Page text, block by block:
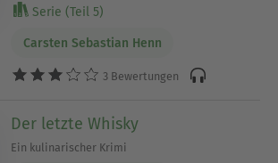
Serie (Teil 5)
Carsten Sebastian Henn
3 Bewertungen
Der letzte Whisky
Ein kulinarischer Krimi